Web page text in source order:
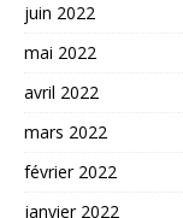
juin 2022
mai 2022
avril 2022
mars 2022
février 2022
janvier 2022